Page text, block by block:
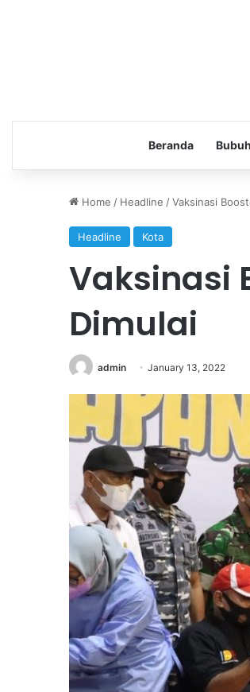
Beranda
Home / Headline /Vaksinasi
Headline Kota
Vaksinasi
Dimulai
admin January 13, 2022